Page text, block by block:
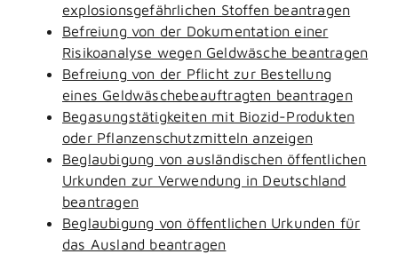
explosionsgefährlichen Stoffen beantragen
Befreiung von der Dokumentation einer
Risikoanalyse wegen Geldwäsche beantragen
Befreiung von der Pflicht zur Bestellung
eines Geldwäschebeauftragten beantragen
Begasungstätigkeiten mit Biozid-Produkten
oder Pflanzenschutzmitteln anzeigen
Beglaubigung von ausländischen öffentlichen
Urkunden zur Verwendung in Deutschland
beantragen
Beglaubigung von öffentlichen Urkunden für
das Ausland beantragen